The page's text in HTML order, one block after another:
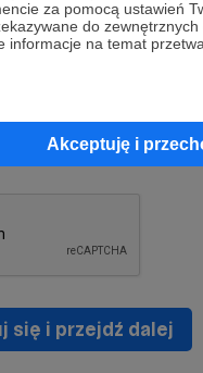
za pomocą ustawień
do
informacje na temat
Akceptuję i
moich danych
rejestracyjnym w celu
serwisu Patronite.
Opcja ta może zostać
się i przejdź dalej